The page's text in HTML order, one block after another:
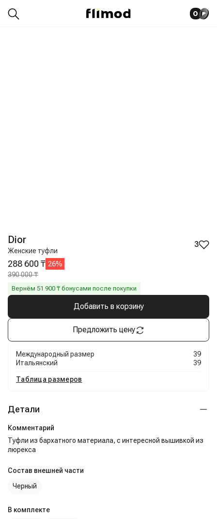
0
Dior
Женские туфли
3
288 600 ₸ 26%
390 000 ₸
Вернём 51 900 ₸ бонусами после покупки
Добавить в корзину
Предложить цену
Международный размер
39
Итальянский
39
Таблица размеров
Детали
Комментарий
Туфли из бархатного материала, с интересной вышивкой из
люрекса
Состав внешней части
Черный
В комплекте